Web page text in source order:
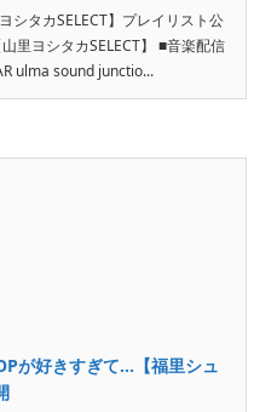
シタカSELECT】プレイリスト公
里ヨシタカSELECT】 ■音楽配信
ulma sound junctio...
が好きすぎて…【福里シュ